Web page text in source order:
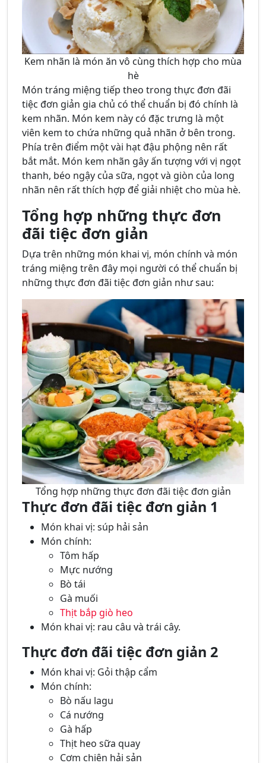
Kem nhãn là món ăn vô cùng thích hợp cho mùa
hè
Món tráng miệng tiếp theo trong thực đơn đãi
tiệc đơn giản gia chủ có thể chuẩn bị đó chính là
kem nhãn. Món kem này có đặc trưng là một
viên kem to chứa những quả nhãn ở bên trong.
Phía trên điểm một vài hạt đậu phộng nên rất
bắt mắt. Món kem nhãn gây ấn tượng với vị ngọt
thanh, béo ngậy của sữa, ngọt và giòn của long
nhãn nên rất thích hợp để giải nhiệt cho mùa hè.
Tổng hợp những thực đơn
đãi tiệc đơn giản
Dựa trên những món khai vị, món chính và món
tráng miệng trên đây mọi người có thể chuẩn bị
những thực đơn đãi tiệc đơn giản như sau:
Tổng hợp những thực đơn đãi tiệc đơn giản
Thực đơn đãi tiệc đơn giản 1
Món khai vị: súp hải sản
Món chính:
Tôm hấp
Mực nướng
Bò tái
Gà muối
Thịt bắp giò heo
Món khai vị: rau câu và trái cây.
Thực đơn đãi tiệc đơn giản 2
Món khai vị: Gỏi thập cẩm
Món chính:
Bò nấu lagu
Cá nướng
Gà hấp
Thịt heo sữa quay
Cơm chiên hải sản